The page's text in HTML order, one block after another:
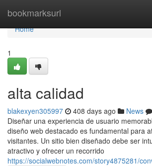
bookmarksurl
Home
Home
1
alta calidad
blakexyen305997 408 days ago News
Diseñar una experiencia de usuario
diseño web destacado es fundamental para
visitantes. Un sitio bien diseñado debe ser
atractivo y ofrecer un recorrido
https://socialwebnotes.com/story4875281/